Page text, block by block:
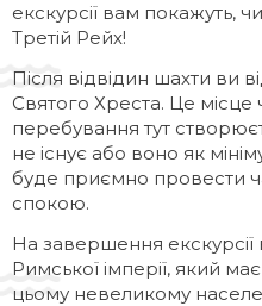
екскурсії вам покажуть,
Третій Рейх!
Після відвідин шахти ви
Святого Хреста. Це
перебування тут
не існує або воно як
буде приємно провести
спокою.
На завершення екскурсії
Римської імперії, який
цьому невеликому